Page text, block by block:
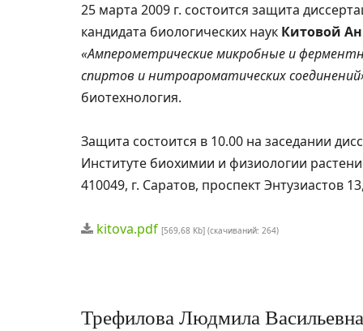
25 марта 2009 г. состоится защита
кандидата биологических наук Китовой
«Амперометрические микробные и
спиртов и нитроароматических
биотехнология.
Защита состоится в 10.00 на заседании
Институте биохимии и физиологии
410049, г. Саратов, проспект Энтузиастов
kitova.pdf [569,68 Kb] (cкачиваний: 264)
Трефилова Людмила Васильевна